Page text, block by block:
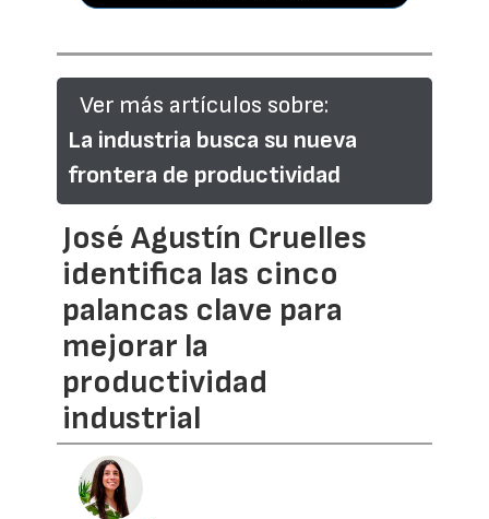
Ver más artículos sobre:
La industria busca su nueva
frontera de productividad
José Agustín Cruelles
identifica las cinco
palancas clave para
mejorar la
productividad
industrial